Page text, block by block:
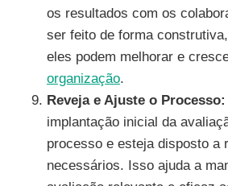
os resultados com os
ser feito de forma
eles podem melhorar e
organização.
Reveja e Ajuste o Processo:
implantação inicial da
processo e esteja disposto a
necessários. Isso ajuda a